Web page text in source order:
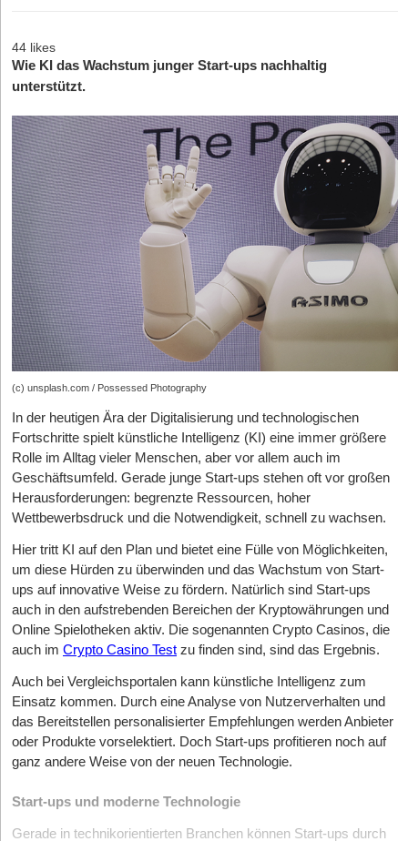
44 likes
Wie KI das Wachstum junger Start-ups nachhaltig
unterstützt.
(c) unsplash.com / Possessed Photography
In der heutigen Ära der Digitalisierung und technologischen
Fortschritte spielt künstliche Intelligenz (KI) eine immer größere
Rolle im Alltag vieler Menschen, aber vor allem auch im
Geschäftsumfeld. Gerade junge Start-ups stehen oft vor großen
Herausforderungen: begrenzte Ressourcen, hoher
Wettbewerbsdruck und die Notwendigkeit, schnell zu wachsen.
Hier tritt KI auf den Plan und bietet eine Fülle von Möglichkeiten,
um diese Hürden zu überwinden und das Wachstum von Start-
ups auf innovative Weise zu fördern. Natürlich sind Start-ups
auch in den aufstrebenden Bereichen der Kryptowährungen und
Online Spielotheken aktiv. Die sogenannten Crypto Casinos, die
auch im Crypto Casino Test zu finden sind, sind das Ergebnis.
Auch bei Vergleichsportalen kann künstliche Intelligenz zum
Einsatz kommen. Durch eine Analyse von Nutzerverhalten und
das Bereitstellen personalisierter Empfehlungen werden Anbieter
oder Produkte vorselektiert. Doch Start-ups profitieren noch auf
ganz andere Weise von der neuen Technologie.
Start-ups und moderne Technologie
Gerade in technikorientierten Branchen können Start-ups durch